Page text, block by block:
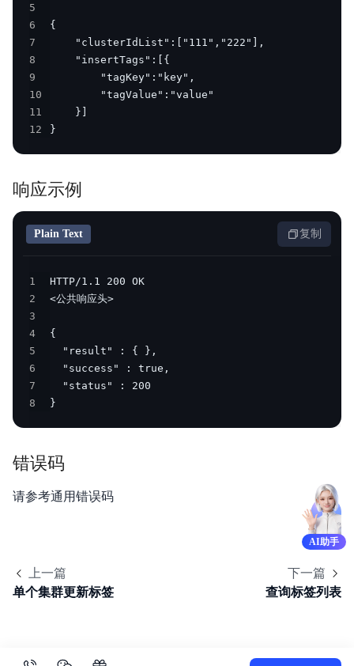
5
6
7
8
9
10
11
12
}
响应示例
Plain Text 复制
1
2
3
4
5
6
7
8
}
错误码
请参考通用错误码
上一篇
单个集群更新标签
下一篇
查询标签列表
AI助手